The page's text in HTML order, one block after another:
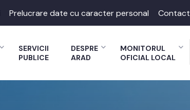
Prelucrare date cu caracter personal Contact
SERVICII
PUBLICE
DESPRE
ARAD
MONITORUL
OFICIAL LOCAL